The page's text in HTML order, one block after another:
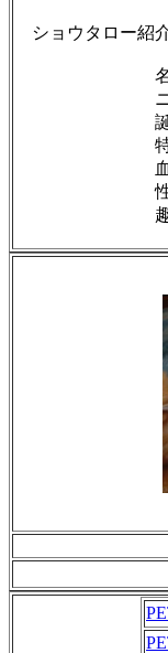
ショウタロー紹
名前
ニックネ
誕生日
特徴
血統 ＭＩ
性格
趣味 遠く